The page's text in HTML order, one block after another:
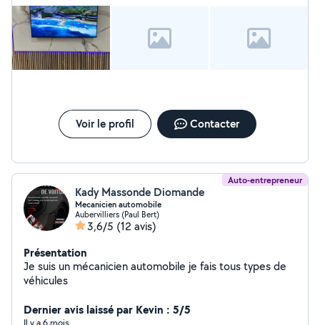
peinture, des revêtements de sol (parquet, carrelage)
et des finitions murales. Technique : Interventions en
électricité et plomberie (installation, modification,
dépannage). Aménagement : Menuiserie, montage de
cuisines et optimisation d'espace. Discutons de vos
Voir le profil Contacter
Auto-entrepreneur
Kady Massonde Diomande
Mecanicien automobile
Aubervilliers (Paul Bert)
3,6/5 (12 avis)
Présentation
Je suis un mécanicien automobile je fais tous types de
véhicules
Dernier avis laissé par Kevin : 5/5
Il y a 6 mois